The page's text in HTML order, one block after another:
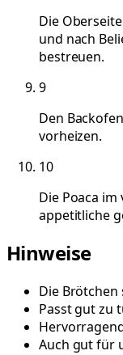
Die
und nach
bestreuen.
9
Den
vorheizen.
10
Die Poaca
appetitliche
Hinweise
Die Brötchen
Passt gut zu
Auch gut für